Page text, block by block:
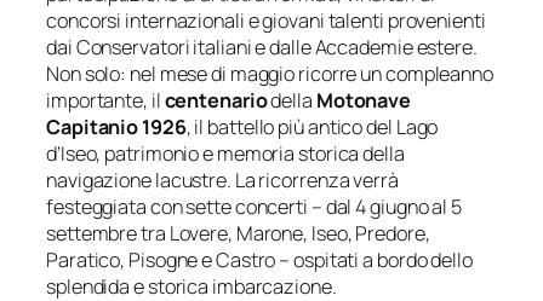
concorsi internazionali e giovani talenti provenienti
dai Conservatori italiani e dalle Accademie estere.
Non solo: nel mese di maggio ricorre un compleanno
importante, ilcentenariodella Motonave
Capitanio 1926, il battello più antico del Lago
d’Iseo, patrimonio e memoria storica della
navigazione lacustre. La ricorrenza verrà
festeggiata con sette concerti – dal 4 giugno al 5
settembre tra Lovere, Marone, Iseo, Predore,
Paratico, Pisogne e Castro – ospitati a bordo dello
splendida e storica imbarcazione.